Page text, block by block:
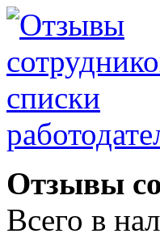
Отзывы
Всего в